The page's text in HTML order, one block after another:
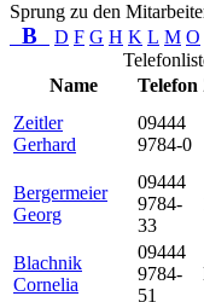
Sprung zu den
B D F G H K L M O
Name
Telefon
Zeitler
Gerhard
09444
9784-0
Bergermeier
Georg
09444
9784-
33
Blachnik
Cornelia
09444
9784-
51